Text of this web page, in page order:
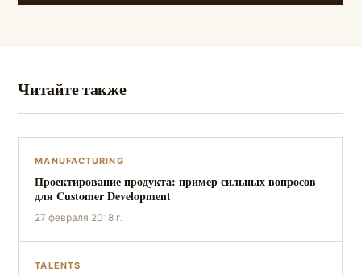
Читайте также
MANUFACTURING
Проектирование продукта: пример сильных вопросов
для Customer Development
27 февраля 2018 г.
TALENTS